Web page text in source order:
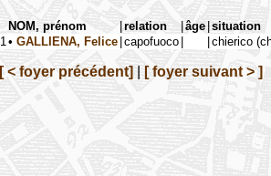
NOM, prénom |relation |âge |situation
1 • GALLIENA, Felice |capofuoco | |chierico
[ < foyer précédent] [ foyer suivant > ]